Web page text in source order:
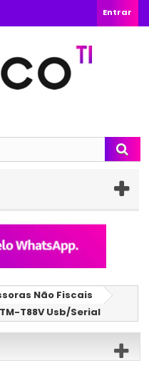
Entrar
Não Fiscais
T88V Usb/Serial